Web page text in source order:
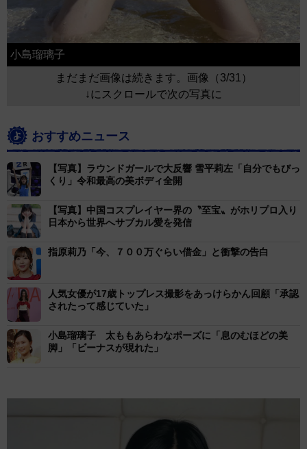
小島瑠璃子
まだまだ画像は続きます。画像（3/31）
↓にスクロールで次の写真に
おすすめニュース
【写真】ラウンドガールで大反響 雪平莉左「自分でもびっ
くり」令和最高の美ボディ全開
【写真】中国コスプレイヤー界の〝至宝〟がホリプロ入り
日本から世界へサブカル愛を発信
指原莉乃「今、７００万ぐらい借金」と衝撃の告白
人気女優が17歳トップレス撮影をあっけらかん回顧「承認
されたって感じていた」
小島瑠璃子 太ももあらわなポーズに「息のむほどの美
脚」「ビーナスが現れた」